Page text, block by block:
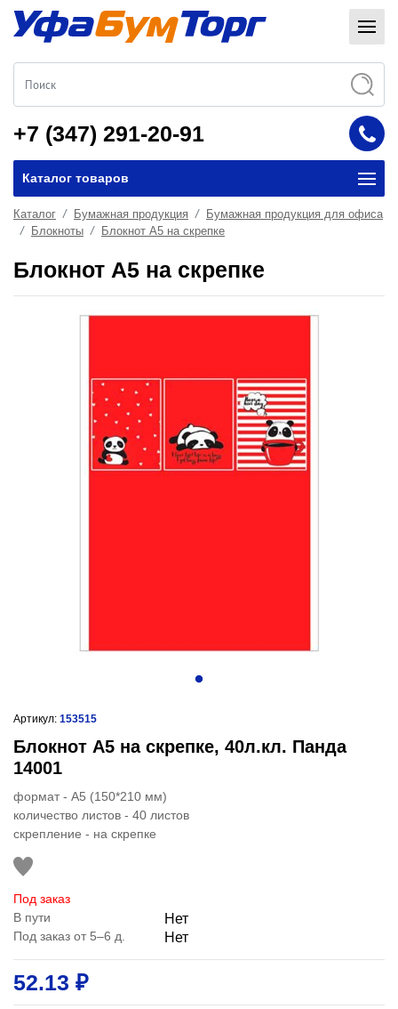
+7 (347) 291-20-91
Каталог товаров
Каталог Бумажная продукция
Бумажная продукция для офиса
Блокноты
Блокнот А5 на скрепке
Блокнот А5 на скрепке
Артикул: 153515
Блокнот А5 на скрепке, 40л.кл. Панда
14001
формат - А5 (150*210 мм)
количество листов - 40 листов
скрепление - на скрепке
Под заказ
В пути
Нет
Под заказ от 5–6 д. Нет
52.13 ₽